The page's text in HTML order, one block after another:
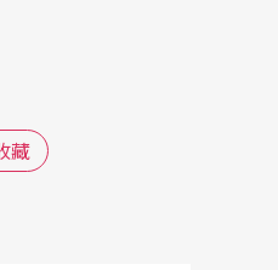
藏